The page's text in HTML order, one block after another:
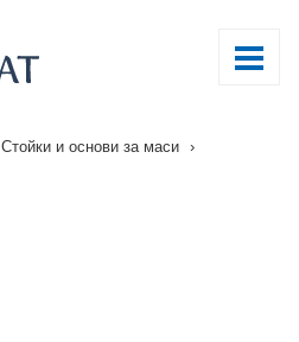
Стойки и основи за маси
›